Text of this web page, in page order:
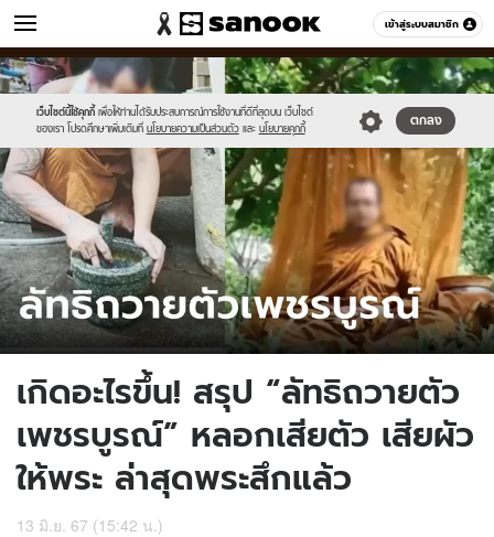
เข้าสู่ระบบสมาชิก
ข่าว หมวดอื่นๆ
เว็บไซต์นี้ใช้คุกกี้ เพื่อให้ท่านได้รับประสบการณ์การใช้งานที่ดีที่สุดบน เว็บไซต์
ของเรา โปรดศึกษาเพิ่มเติมที่ นโยบายความเป็นส่วนตัว และ นโยบายคุกกี้
ตกลง
Sanook
//s.isanook.com/sr/0/images/logo-
new-
sanook.png
600
60
//s.isanook.com/ns/0/ud/1887/9437342/831948.jpg
เกิดอะไรขึ้น! สรุป “ลัทธิถวายตัว
เพชรบูรณ์” หลอกเสียตัว เสียผัว
ให้พระ ล่าสุดพระสึกแล้ว
13 มิ.ย. 67 (15:42 น.)